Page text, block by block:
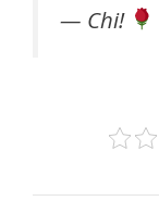
— Chi!